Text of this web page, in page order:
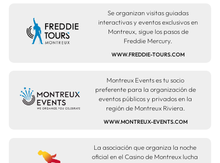
WWW.FREDDIE-TOURS.COM
Se organizan visitas guiadas
interactivas y eventos exclusivos en
Montreux, sigue los pasos de
Freddie Mercury.
WWW.MONTREUX-EVENTS.COM
Montreux Events es tu socio
preferente para la organización de
eventos públicos y privados en la
región de Montreux Riviera.
La asociación que organiza la noche
oficial en el Casino de Montreux lucha